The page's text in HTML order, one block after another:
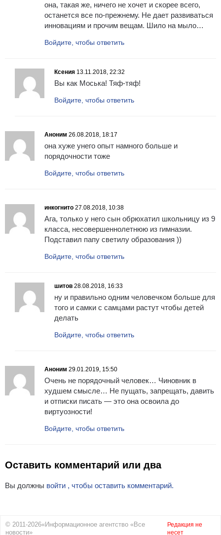
она, такая же, ничего не хочет и скорее всего,
останется все по-прежнему. Не дает развиваться
инновациям и прочим вещам. Шило на мыло…
Войдите, чтобы ответить
Ксения 13.11.2018, 22:32
Вы как Моська! Тяф-тяф!
Войдите, чтобы ответить
Аноним 26.08.2018, 18:17
она хуже унего опыт намного больше и
порядочности тоже
Войдите, чтобы ответить
инкогнито 27.08.2018, 10:38
Ага, только у него сын обрюхатил школьницу из 9
класса, несовершеннолетнюю из гимназии.
Подставил папу светилу образования ))
Войдите, чтобы ответить
шитов 28.08.2018, 16:33
ну и правильно одним человечком больше для
того и самки с самцами растут чтобы детей
делать
Войдите, чтобы ответить
Аноним 29.01.2019, 15:50
Очень не порядочный человек… Чиновник в
худшем смысле… Не пущать, запрещать, давить
и отписки писать — это она освоила до
виртуозности!
Войдите, чтобы ответить
Оставить комментарий или два
Вы должны войти , чтобы оставить комментарий.
© 2011-2026«Информационное агентство «Все
новости»
Редакция не
несет